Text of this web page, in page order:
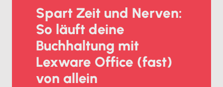
Spart Zeit und Nerven:
So läuft deine
Buchhaltung mit
Lexware Office (fast)
von allein